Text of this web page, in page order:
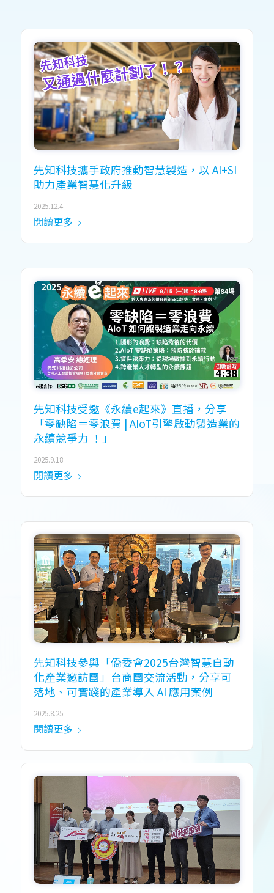
先知科技攜手政府推動智慧製造，以 AI+SI
助力產業智慧化升級
2025.12.4
閱讀更多
先知科技受邀《永續e起來》直播，分享
「零缺陷＝零浪費 | AIoT引擎啟動製造業的
永續競爭力 ！」
2025.9.18
閱讀更多
先知科技參與「僑委會2025台灣智慧自動
化產業邀訪團」台商團交流活動，分享可
落地、可實踐的產業導入 AI 應用案例
2025.8.25
閱讀更多